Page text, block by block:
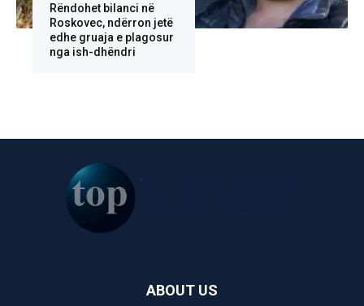
Rëndohet bilanci në
Roskovec, ndërron jetë
edhe gruaja e plagosur
nga ish-dhëndri
ABOUT US